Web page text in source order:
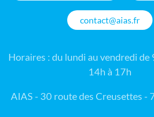
contact@aias.fr
Horaires : du lundi au vendredi de
14h à 17h
AIAS - 30 route des Creusettes -